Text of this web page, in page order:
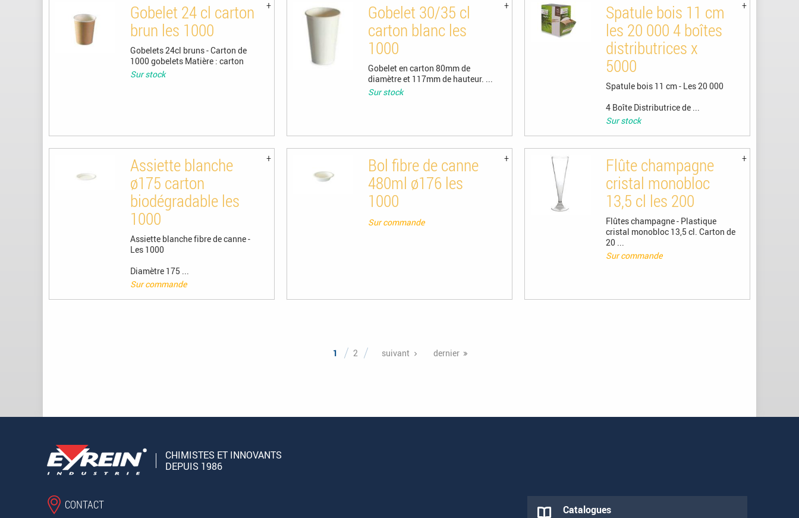
Gobelet 24 cl carton
brun les 1000
Gobelets 24cl bruns - Carton de
1000 gobelets Matière : carton
Sur stock
Gobelet 30/35 cl
carton blanc les
1000
Gobelet en carton 80mm de
diamètre et 117mm de hauteur. ...
Sur stock
Spatule bois 11 cm
les 20 000 4 boîtes
distributrices x
5000
Spatule bois 11 cm - Les 20 000
4 Boîte Distributrice de ...
Sur stock
Assiette blanche
ø175 carton
biodégradable les
1000
Assiette blanche fibre de canne -
Les 1000
Diamètre 175 ...
Sur commande
Bol fibre de canne
480ml ø176 les
1000
Sur commande
Flûte champagne
cristal monobloc
13,5 cl les 200
Flûtes champagne - Plastique
cristal monobloc 13,5 cl. Carton de
20 ...
Sur commande
1 2 suivant dernier
CHIMISTES ET INNOVANTS
DEPUIS 1986
CONTACT Catalogues